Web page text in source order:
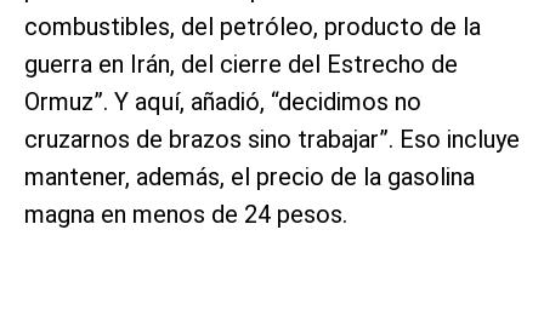
combustibles, del petróleo, producto de la
guerra en Irán, del cierre del Estrecho de
Ormuz”. Y aquí, añadió, “decidimos no
cruzarnos de brazos sino trabajar”. Eso incluye
mantener, además, el precio de la gasolina
magna en menos de 24 pesos.